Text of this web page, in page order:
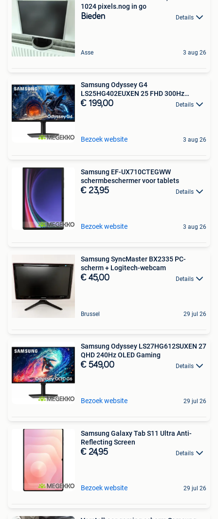
1024 pixels.nog in go
Bieden Details
Asse 3 aug 26
Samsung Odyssey G4
LS25HG402EUXEN 25 FHD 300Hz
Gaming
€ 199,00 Details
Bezoek website 3 aug 26
Samsung EF-UX710CTEGWW
schermbeschermer voor tablets
€ 23,95 Details
Bezoek website 3 aug 26
Samsung SyncMaster BX2335 PC-
scherm + Logitech-webcam
€ 45,00 Details
Brussel 29 jul 26
Samsung Odyssey LS27HG612SUXEN 27
QHD 240Hz OLED Gaming
€ 549,00 Details
Bezoek website 29 jul 26
Samsung Galaxy Tab S11 Ultra Anti-
Reflecting Screen
€ 24,95 Details
Bezoek website 29 jul 26